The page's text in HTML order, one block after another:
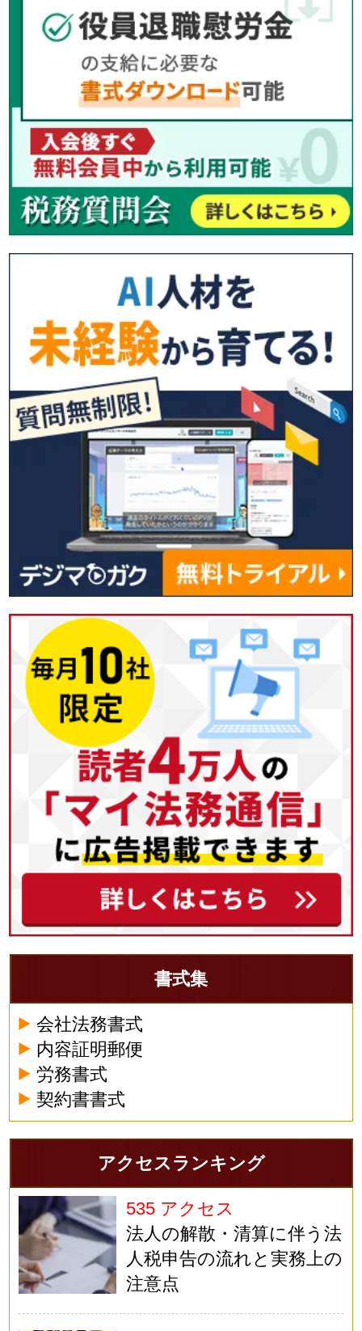
書式集
会社法務書式
内容証明郵便
労務書式
契約書書式
アクセスランキング
535 アクセス
法人の解散・清算に伴う法
人税申告の流れと実務上の
注意点